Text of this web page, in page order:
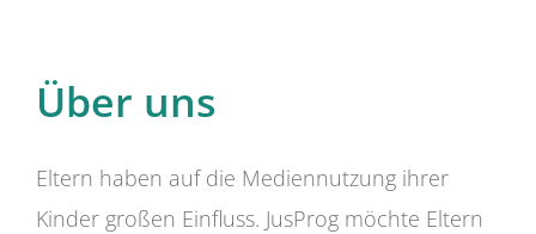
Über uns
Eltern haben auf die Mediennutzung ihrer
Kinder großen Einfluss. JusProg möchte Eltern